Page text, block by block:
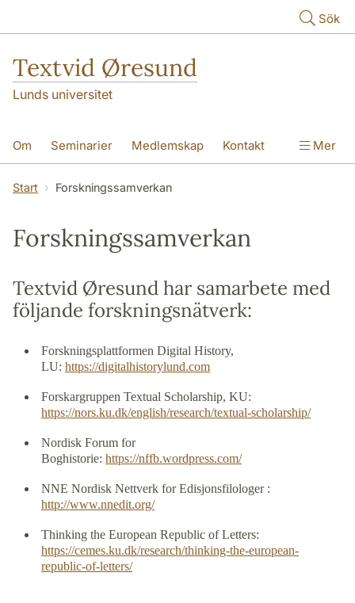
Sök
Textvid Øresund
Lunds universitet
Om Seminarier Medlemskap Kontakt
Finansiering Forskningssamverkan
Mer
Start Forskningssamverkan
Forskningssamverkan
Textvid Øresund har samarbete med
följande forskningsnätverk:
Forskningsplattformen Digital History,
LU: https://digitalhistorylund.com
Forskargruppen Textual Scholarship, KU:
https://nors.ku.dk/english/research/textual-scholarship/
Nordisk Forum for
Boghistorie: https://nffb.wordpress.com/
NNE Nordisk Nettverk for Edisjonsfilologer :
http://www.nnedit.org/
Thinking the European Republic of Letters:
https://cemes.ku.dk/research/thinking-the-european-
republic-of-letters/